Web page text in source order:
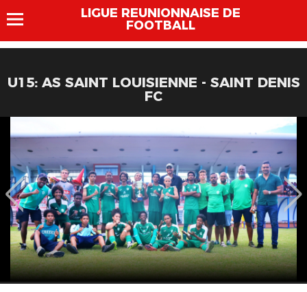
LIGUE REUNIONNAISE DE
FOOTBALL
U15: AS SAINT LOUISIENNE - SAINT DENIS
FC